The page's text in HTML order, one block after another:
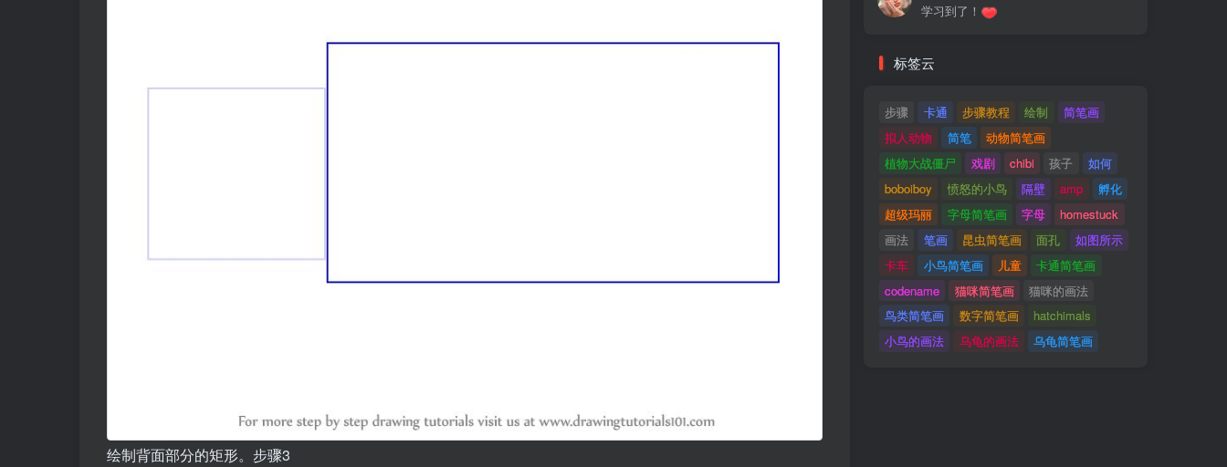
绘制背面部分的矩形。步骤3
学习到了！
标签云
步骤 卡通 步骤教程 绘制
简笔画
拟人动物
简笔
动物简笔画
植物大战僵尸
戏剧 chibi 孩子
如何
boboiboy
愤怒的小鸟 隔壁 amp
孵化
超级玛丽
字母简笔画 字母
homestuck
画法
笔画 昆虫简笔画 面孔
如图所示
卡车
小鸟简笔画 儿童
卡通简笔画
codename
猫咪简笔画
猫咪的画法
鸟类简笔画
数字简笔画
hatchimals
小鸟的画法
乌龟的画法 乌龟简笔画